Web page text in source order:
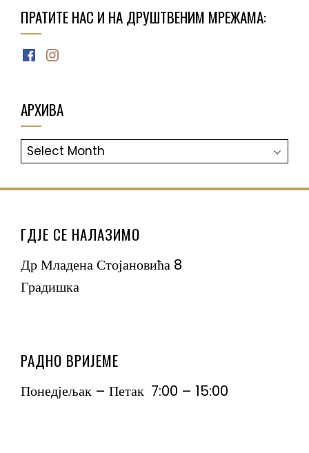
ПРАТИТЕ НАС И НА ДРУШТВЕНИМ МРЕЖАМА:
Facebook
Instagram
АРХИВА
АРХИВА
ГДЈЕ СЕ НАЛАЗИМО
Др Младена Стојановића 8
Градишка
РАДНО ВРИЈЕМЕ
Понедјељак – Петак 7:00 – 15:00